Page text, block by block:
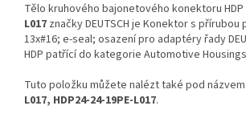
Tělo kruhového bajonetového konektoru HDP
L017 značky DEUTSCH je Konektor s přírubou
13x#16; e-seal; osazení pro adaptéry řady
HDP patřící do kategorie Automotive
Tuto položku můžete nalézt také pod názvem
L017, HDP24-24-19PE-L017.